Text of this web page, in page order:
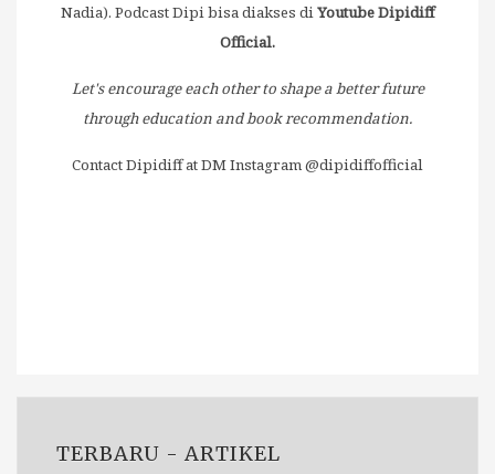
Nadia). Podcast Dipi bisa diakses diYoutube Dipidiff
Official.
Let's encourage each other to shape a better future
through education and book recommendation.
Contact Dipidiff at DM Instagram @dipidiffofficial
TERBARU - ARTIKEL